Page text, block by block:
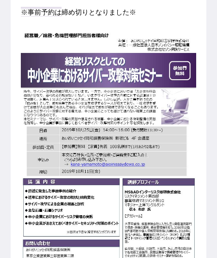
※事前予約は締め切りとなりました※